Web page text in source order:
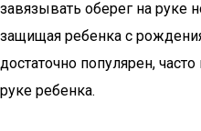
завязывать оберег на
защищая ребенка с
достаточно популярен,
руке ребенка.